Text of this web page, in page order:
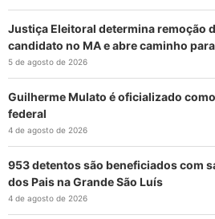
Justiça Eleitoral determina remoção
candidato no MA e abre caminho
5 de agosto de 2026
Guilherme Mulato é oficializado
federal
4 de agosto de 2026
953 detentos são beneficiados com
dos Pais na Grande São Luís
4 de agosto de 2026